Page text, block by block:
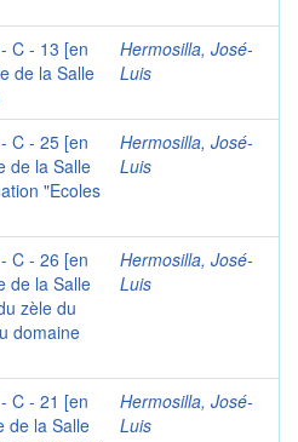
C - 13 [en
de la Salle
Hermosilla, José-
Luis
C - 25 [en
de la Salle
"Ecoles
Hermosilla, José-
Luis
C - 26 [en
de la Salle
zèle du
domaine
Hermosilla, José-
Luis
C - 21 [en
de la Salle
Hermosilla, José-
Luis